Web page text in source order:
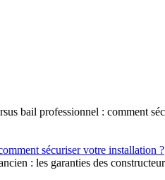
sécuriser votre installation ?